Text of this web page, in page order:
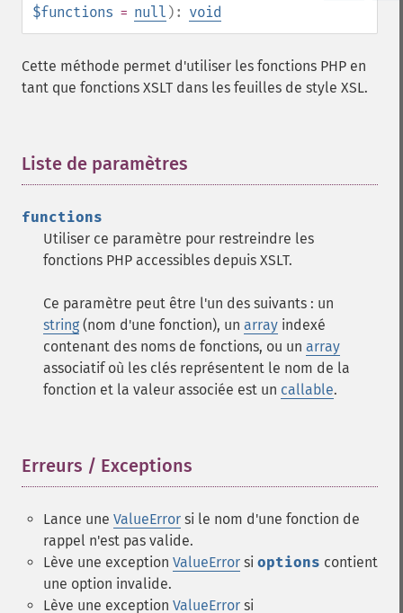
$functions = null ): void
Cette méthode permet d'utiliser les fonctions PHP en
tant que fonctions XSLT dans les feuilles de style XSL.
Liste de paramètres
functions
Utiliser ce paramètre pour restreindre les
fonctions PHP accessibles depuis XSLT.
Ce paramètre peut être l'un des suivants : un
string (nom d'une fonction), un array indexé
contenant des noms de fonctions, ou un array
associatif où les clés représentent le nom de la
fonction et la valeur associée est un callable.
Erreurs / Exceptions
Lance une ValueError si le nom d'une fonction de
rappel n'est pas valide.
Lève une exception ValueError si options contient
une option invalide.
Lève une exception ValueError si